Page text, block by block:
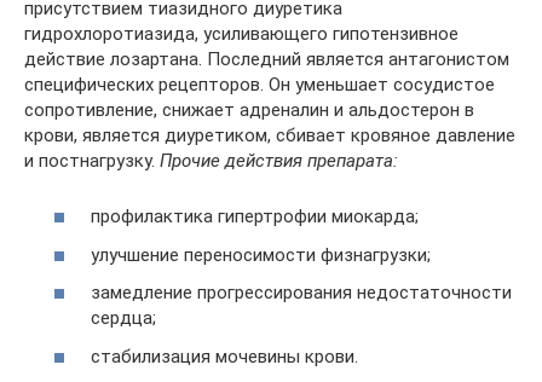
присутствием тиазидного диуретика
гидрохлоротиазида, усиливающего гипотензивное
действие лозартана. Последний является антагонистом
специфических рецепторов. Он уменьшает сосудистое
сопротивление, снижает адреналин и альдостерон в
крови, является диуретиком, сбивает кровяное давление
и постнагрузку. Прочие действия препарата:
профилактика гипертрофии миокарда;
улучшение переносимости физнагрузки;
замедление прогрессирования недостаточности
сердца;
стабилизация мочевины крови.